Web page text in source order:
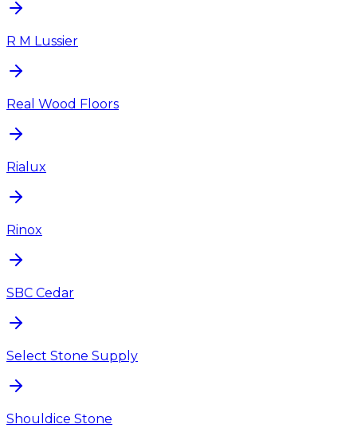
R M Lussier
Real Wood Floors
Rialux
Rinox
SBC Cedar
Select Stone Supply
Shouldice Stone